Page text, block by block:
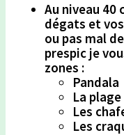
Au niveau 40
dégats et
ou pas mal
prespic je
zones :
Pandala
La
Les
Les